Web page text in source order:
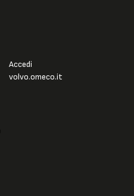
Accedi
volvo.omeco.it